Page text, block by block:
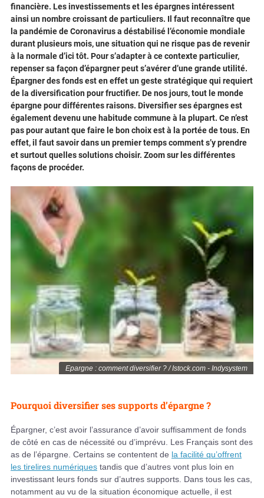
Epargne : comment diversifier ? / Istock.com - Indysystem
financière. Les investissements et les épargnes intéressent
ainsi un nombre croissant de particuliers. Il faut reconnaître que
la pandémie de Coronavirus a déstabilisé l’économie mondiale
durant plusieurs mois, une situation qui ne risque pas de revenir
à la normale d’ici tôt. Pour s’adapter à ce contexte particulier,
repenser sa façon d’épargner peut s’avérer d’une grande utilité.
Épargner des fonds est en effet un geste stratégique qui requiert
de la diversification pour fructifier. De nos jours, tout le monde
épargne pour différentes raisons. Diversifier ses épargnes est
également devenu une habitude commune à la plupart. Ce n’est
pas pour autant que faire le bon choix est à la portée de tous. En
effet, il faut savoir dans un premier temps comment s’y prendre
et surtout quelles solutions choisir. Zoom sur les différentes
façons de procéder.
Pourquoi diversifier ses supports d’épargne ?
Épargner, c’est avoir l’assurance d’avoir suffisamment de fonds
de côté en cas de nécessité ou d’imprévu. Les Français sont des
as de l’épargne. Certains se contentent de la facilité qu’offrent
les tirelires numériques tandis que d’autres vont plus loin en
investissant leurs fonds sur d’autres supports. Dans tous les cas,
notamment au vu de la situation économique actuelle, il est